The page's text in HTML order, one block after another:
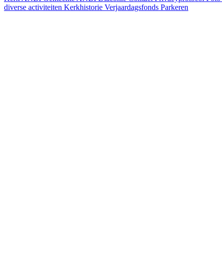
diverse activiteiten Kerkhistorie Verjaardagsfonds Parkeren